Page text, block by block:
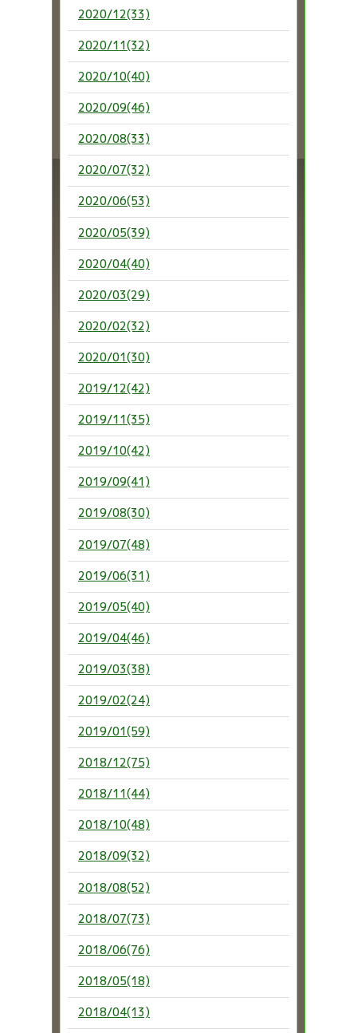
2020/12(33)
2020/11(32)
2020/10(40)
2020/09(46)
2020/08(33)
2020/07(32)
2020/06(53)
2020/05(39)
2020/04(40)
2020/03(29)
2020/02(32)
2020/01(30)
2019/12(42)
2019/11(35)
2019/10(42)
2019/09(41)
2019/08(30)
2019/07(48)
2019/06(31)
2019/05(40)
2019/04(46)
2019/03(38)
2019/02(24)
2019/01(59)
2018/12(75)
2018/11(44)
2018/10(48)
2018/09(32)
2018/08(52)
2018/07(73)
2018/06(76)
2018/05(18)
2018/04(13)